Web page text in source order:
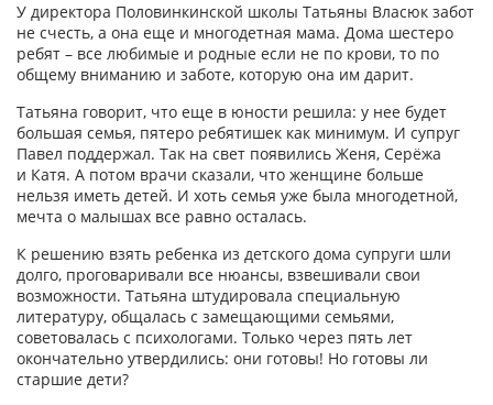
У директора Половинкинской школы Татьяны Власюк забот
не счесть, а она еще и многодетная мама. Дома шестеро
ребят – все любимые и родные если не по крови, то по
общему вниманию и заботе, которую она им дарит.
Татьяна говорит, что еще в юности решила: у нее будет
большая семья, пятеро ребятишек как минимум. И супруг
Павел поддержал. Так на свет появились Женя, Серёжа
и Катя. А потом врачи сказали, что женщине больше
нельзя иметь детей. И хоть семья уже была многодетной,
мечта о малышах все равно осталась.
К решению взять ребенка из детского дома супруги шли
долго, проговаривали все нюансы, взвешивали свои
возможности. Татьяна штудировала специальную
литературу, общалась с замещающими семьями,
советовалась с психологами. Только через пять лет
окончательно утвердились: они готовы! Но готовы ли
старшие дети?